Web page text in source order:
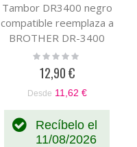
Tambor DR3400 negro
compatible reemplaza a
BROTHER DR-3400
PREMIUM
Rating:
12,90 €
Desde 11,62 €
Recíbelo el
11/08/2026